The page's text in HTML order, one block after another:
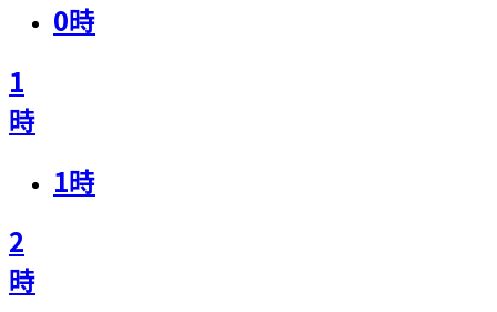
0時
1
時
1時
2
時